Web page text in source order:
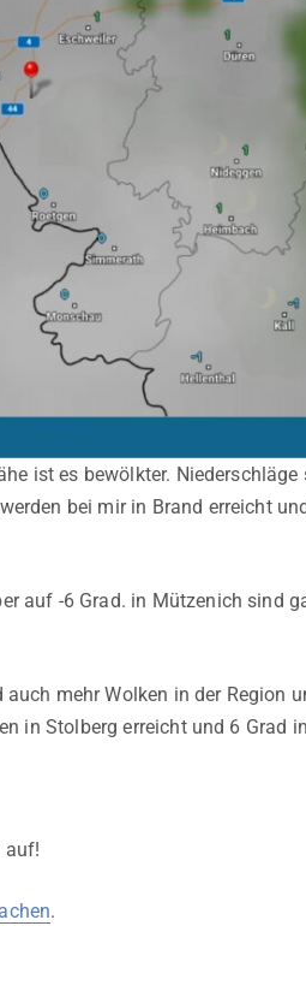
ist es bewölkter.
bei mir in Brand erreicht
auf -6 Grad. in Mützenich sind
mehr Wolken in der Region
in Stolberg erreicht und 6 Grad
auf!
.